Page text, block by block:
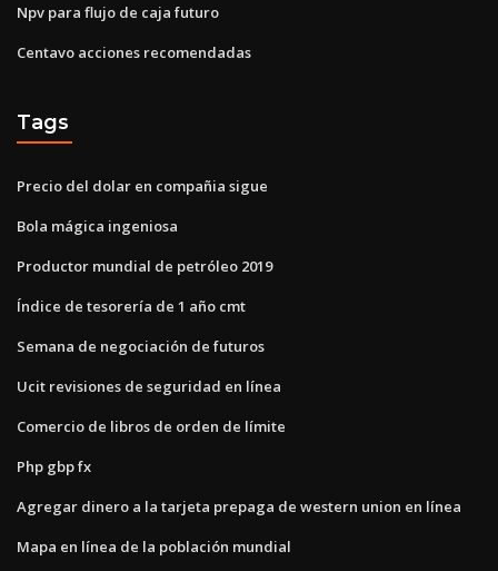
Npv para flujo de caja futuro
Centavo acciones recomendadas
Tags
Precio del dolar en compañia sigue
Bola mágica ingeniosa
Productor mundial de petróleo 2019
Índice de tesorería de 1 año cmt
Semana de negociación de futuros
Ucit revisiones de seguridad en línea
Comercio de libros de orden de límite
Php gbp fx
Agregar dinero a la tarjeta prepaga de western union en línea
Mapa en línea de la población mundial